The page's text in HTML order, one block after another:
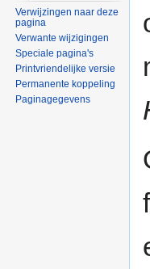
Verwijzingen naar deze
pagina
Verwante wijzigingen
Speciale pagina's
Printvriendelijke versie
Permanente koppeling
Paginagegevens